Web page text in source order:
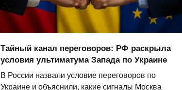
Тайный канал переговоров: РФ раскрыла
условия ультиматума Запада по Украине
В России назвали условие переговоров по
Украине и объяснили, какие сигналы Москва